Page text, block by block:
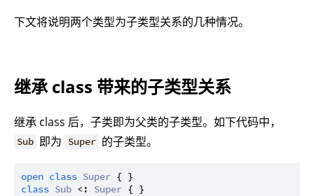
下文将说明两个类型为子类型关系的几种情况。
继承 class 带来的子类型关系
继承 class 后，子类即为父类的子类型。如下代码中，
Sub 即为 Super 的子类型。
open class Super
class Sub <: Super